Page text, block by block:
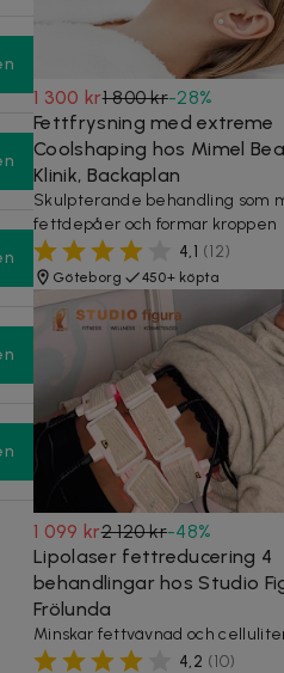
1 300 kr1 800 kr-28%
Fettfrysning med extreme
Coolshaping hos Mimel
Klinik, Backaplan
Skulpterande behandling som
fettdepåer och formar kroppen
4,1 (12)
Göteborg 450+ köpta
1 099 kr2 120 kr-48%
Lipolaser fettreducering 4
behandlingar hos Studio
Frölunda
Minskar fettvävnad och
4,2 (10)